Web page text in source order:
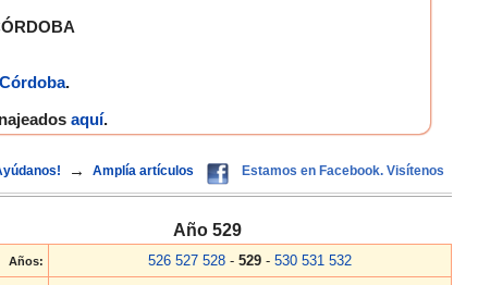
.
aquí.
→ Amplía artículos Estamos en Facebook. Visítenos
Año 529
Años: 526 527 528 - 529 - 530 531 532